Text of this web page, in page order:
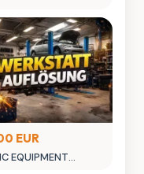
EUR
EQUIPMENT